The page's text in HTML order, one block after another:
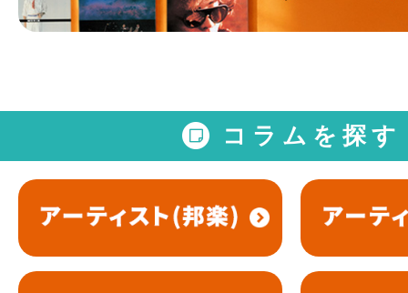
コラムを探す